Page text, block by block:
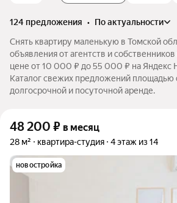
124 предложения •
по актуальности
Снять квартиру маленькую в Томской
объявления от агентств и
цене от 10 000 ₽ до 55 000 ₽ на Яндекс
Каталог свежих предложений площадью
долгосрочной и посуточной аренде.
48 200 ₽ в месяц
28 м² квартира-студия 4 этаж из 14
новостройка